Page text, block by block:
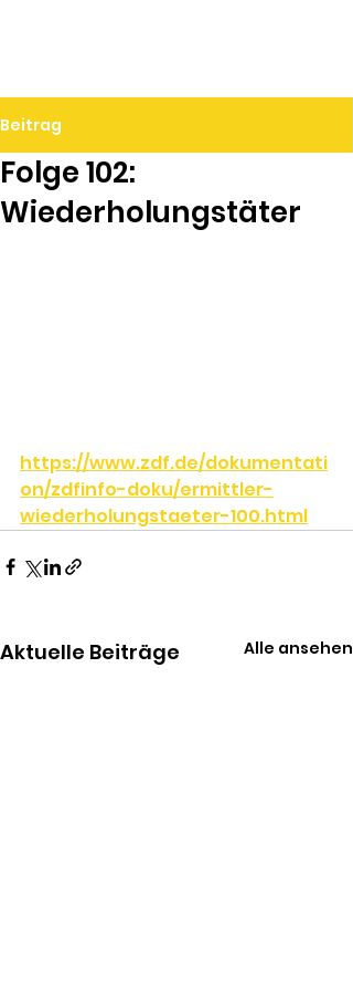
Beitrag
Folge 102:
Wiederholungstäter
https://www.zdf.de/dokumentati
on/zdfinfo-doku/ermittler-
wiederholungstaeter-100.html
Aktuelle Beiträge Alle ansehen